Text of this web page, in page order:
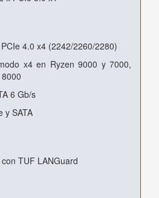
4.0 x4 (2242/2260/2280)
x4 en Ryzen 9000 y 7000,
6 Gb/s
y SATA
TUF LANGuard